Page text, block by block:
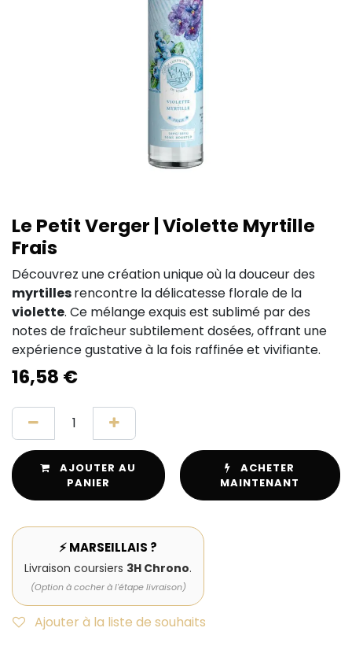
Le Petit Verger | Violette Myrtille
Frais
Découvrez une création unique où la douceur des
myrtillesrencontre la délicatesse florale de la
violette. Ce mélange exquis est sublimé par des
notes de fraîcheur subtilement dosées, offrant une
expérience gustative à la fois raffinée et vivifiante.
16,58 €
AJOUTER AU
PANIER
ACHETER
MAINTENANT
⚡ MARSEILLAIS ?
Livraison coursiers 3H Chrono.
(Option à cocher à l'étape livraison)
Ajouter à la liste de souhaits